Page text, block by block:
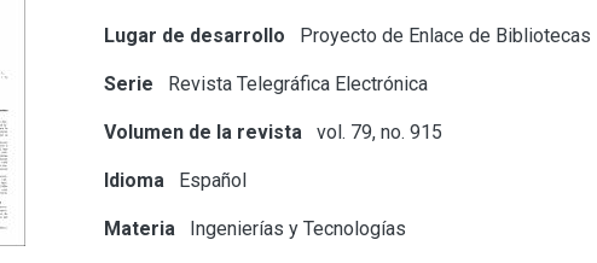
Lugar de desarrollo Proyecto de Enlace de Bibliotecas
Serie Revista Telegráfica Electrónica
Volumen de la revista vol. 79, no. 915
Idioma Español
Materia Ingenierías y Tecnologías